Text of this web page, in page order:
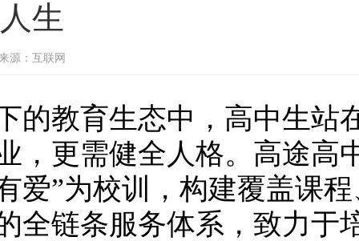
生
源：互联网
的教育生态中，高中生站
，更需健全人格。高途高
爱”为校训，构建覆盖课
全链条服务体系，致力于